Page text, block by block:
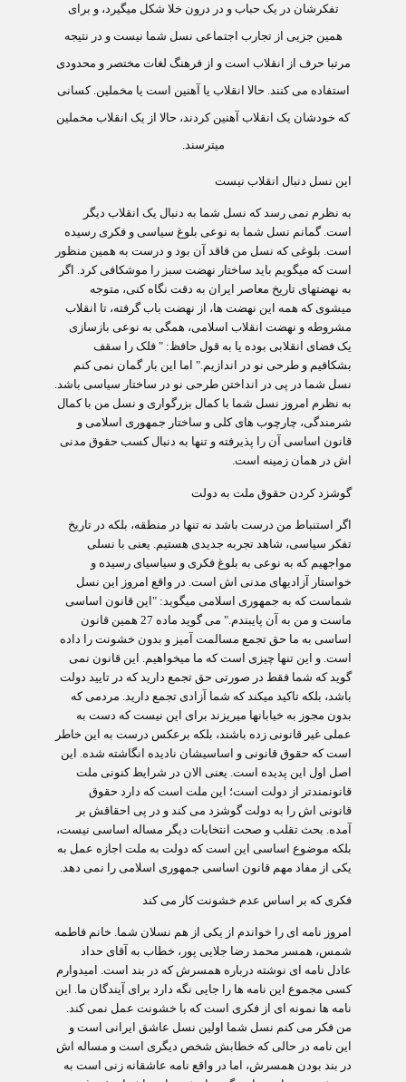
تفکرشان در یک حباب و در درون خلا شکل می‏گیرد، و برای
همین جزیی از تجارب اجتماعی نسل شما نیست و در نتیجه
مرتبا حرف از انقلاب است و از فرهنگ لغات مختصر و محدودی
استفاده می کنند. حالا انقلاب یا آهنین است یا مخملین. کسانی
که خودشان یک انقلاب آهنین کردند، حالا از یک انقلاب مخملین
می‏ترسند
این نسل دنبال انقلاب نیست
به نظرم نمی رسد که نسل شما به دنبال یک انقلاب دیگر
است. گمانم نسل شما به نوعی بلوغ سیاسی و فکری رسیده
است. بلوغی که نسل من فاقد آن بود و درست به همین منظور
است که میگویم باید ساختار نهضت سبز را موشکافی کرد. اگر
به نهضتهای تاریخ معاصر ایران به دقت نگاه کنی، متوجه
میشوی که همه این نهضت ها، از نهضت باب گرفته، تا انقلاب
مشروطه و نهضت انقلاب اسلامی، همگی به نوعی بازسازی
یک فضای انقلابی بوده یا به قول حافظ: " فلک را سقف
بشکافیم و طرحی نو در اندازیم." اما این بار گمان نمی کنم
نسل شما در پی در انداختن طرحی نو در ساختار سیاسی باشد.
به نظرم امروز نسل شما با کمال بزرگواری و نسل من با کمال
شرمندگی، چارچوب های کلی و ساختار جمهوری اسلامی و
قانون اساسی آن را پذیرفته و تنها به دنبال کسب حقوق مدنی
اش در همان زمینه است.
گوشزد کردن حقوق ملت به دولت
اگر استنباط من درست باشد نه تنها در منطقه، بلکه در تاریخ
تفکر سیاسی، شاهد تجربه جدیدی هستیم. یعنی با نسلی
مواجهیم که به نوعی به بلوغ فکری و سیاسی‏ای رسیده و
‏خواستار آزادی‏های مدنی اش است. در واقع امروز این نسل
شماست که به جمهوری اسلامی می‏گوید: "این قانون اساسی
ماست و من به آن پایبندم." می گوید ماده 27 همین قانون
اساسی به ما حق تجمع مسالمت آمیز و بدون خشونت را داده
است. و این تنها چیزی است که ما می‏خواهیم. این قانون نمی
گوید که شما فقط در صورتی حق تجمع دارید که در تایید دولت
باشد، بلکه تاکید میکند که شما آزادی تجمع دارید. مردمی که
بدون مجوز به خیابان‏ها می‏ریزند برای این نیست که دست به
عملی غیر قانونی زده باشند، بلکه برعکس درست به این خاطر
است که حقوق قانونی و اساسی‏شان نادیده انگاشته شده. این
اصل اول این پدیده است. یعنی الان در شرایط کنونی ملت
قانون‏مندتر از دولت است؛ این ملت است که دارد حقوق
قانونی اش را به دولت گوشزد می کند و در پی احقاقش بر
آمده. بحث تقلب و صحت انتخابات دیگر مساله اساسی نیست،
بلکه موضوع اساسی این است که دولت به ملت اجازه عمل به
یکی از مفاد مهم قانون اساسی جمهوری اسلامی را نمی دهد.
فکری که بر اساس عدم خشونت کار می کند
امروز نامه ای را خواندم از یکی از هم نسلان شما. خانم فاطمه
شمس، همسر محمد رضا جلایی پور، خطاب به آقای حداد
عادل نامه ای نوشته درباره همسرش که در بند است. امیدوارم
کسی مجموع این نامه ها را جایی نگه دارد برای آیندگان ما. این
نامه ها نمونه ای از فکری است که با خشونت عمل نمی کند.
من فکر می کنم نسل شما اولین نسل عاشق ایرانی است و
این نامه در حالی که خطابش شخص دیگری است و مساله اش
در بند بودن همسرش، اما در واقع نامه عاشقانه زنی است به